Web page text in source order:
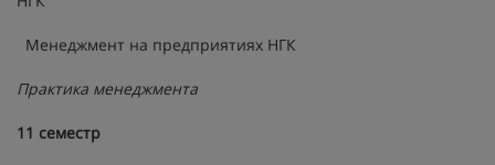
Менеджмент на предприятиях НГК
Практика менеджмента
11 семестр